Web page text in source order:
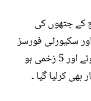
کے جتھوں کی
سکیورٹی فورسز
کے آپریشن میں 10 دہشتگرد جہنم واصل ہوئے اور 5 زخمی ہو
کرلیا گیا ۔